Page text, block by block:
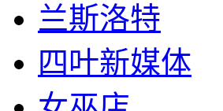
兰斯洛特
四叶新媒体